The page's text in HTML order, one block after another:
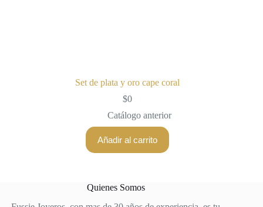
Set de plata y oro cape coral
$0
Catálogo anterior
Añadir al carrito
Quienes Somos